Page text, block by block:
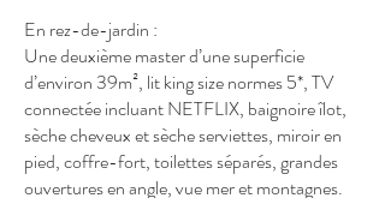
En rez-de-jardin :
Une deuxième master d’une superficie
d’environ 39m², lit king size normes 5*, TV
connectée incluant NETFLIX, baignoire îlot,
sèche cheveux et sèche serviettes, miroir en
pied, coffre-fort, toilettes séparés, grandes
ouvertures en angle, vue mer et montagnes.